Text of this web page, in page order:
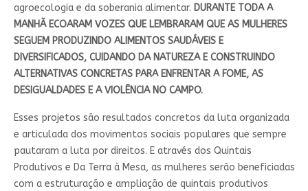
agroecologia e da soberania alimentar. DURANTE TODA A
MANHÃ ECOARAM VOZES QUE LEMBRARAM QUE AS MULHERES
SEGUEM PRODUZINDO ALIMENTOS SAUDÁVEIS E
DIVERSIFICADOS, CUIDANDO DA NATUREZA E CONSTRUINDO
ALTERNATIVAS CONCRETAS PARA ENFRENTAR A FOME, AS
DESIGUALDADES E A VIOLÊNCIA NO CAMPO.
Esses projetos são resultados concretos da luta organizada
e articulada dos movimentos sociais populares que sempre
pautaram a luta por direitos. E através dos Quintais
Produtivos e Da Terra à Mesa, as mulheres serão beneficiadas
com a estruturação e ampliação de quintais produtivos